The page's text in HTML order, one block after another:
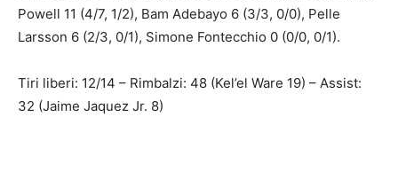
Powell 11 (4/7, 1/2), Bam Adebayo 6 (3/3, 0/0), Pelle
Larsson 6 (2/3, 0/1), Simone Fontecchio 0 (0/0, 0/1).
Tiri liberi: 12/14 – Rimbalzi: 48 (Kel’el Ware 19) – Assist:
32 (Jaime Jaquez Jr. 8)